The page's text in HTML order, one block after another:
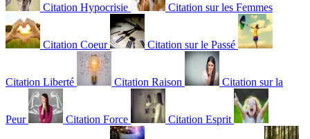
Citation Hypocrisie Citation sur les Femmes
Citation Coeur Citation sur le Passé
Citation Liberté Citation Raison Citation sur la
Peur Citation Force Citation Esprit